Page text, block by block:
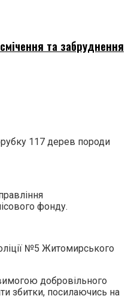
та забруднення
117 дерев породи
фонду.
№5 Житомирського
добровільного
збитки, посилаючись на